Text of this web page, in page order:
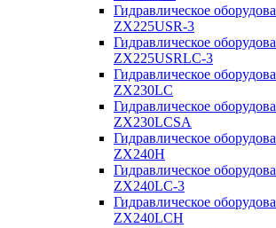
Гидравлическое
ZX225USR-3
Гидравлическое
ZX225USRLC-3
Гидравлическое
ZX230LC
Гидравлическое
ZX230LCSA
Гидравлическое
ZX240H
Гидравлическое
ZX240LC-3
Гидравлическое
ZX240LCH